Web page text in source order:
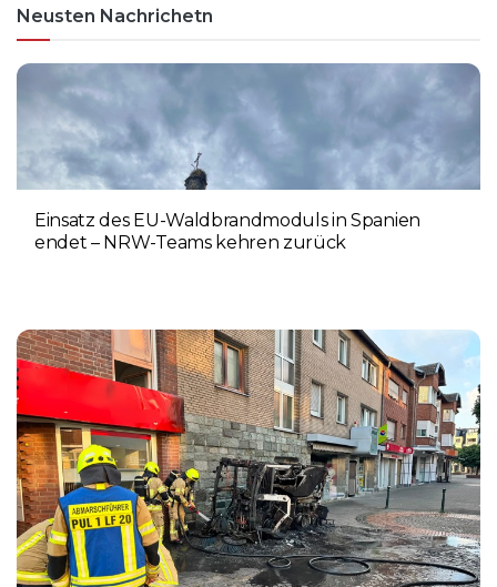
Neusten Nachrichetn
Einsatz des EU-Waldbrandmoduls in Spanien
endet – NRW-Teams kehren zurück